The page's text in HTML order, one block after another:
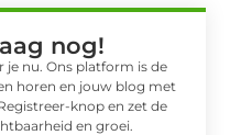
nog!
je nu. Ons platform is de
horen en jouw blog met
knop en zet de
en groei.